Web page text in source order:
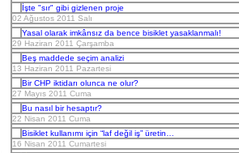
İşte "sır" gibi gizlenen proje
02 Ağustos 2011 Salı
Yasal olarak imkânsız da bence bisiklet yasaklanmalı!
29 Haziran 2011 Çarşamba
Beş maddede seçim analizi
13 Haziran 2011 Pazartesi
Bir CHP iktidarı olunca ne olur?
27 Mayıs 2011 Cuma
Bu nasıl bir hesaptır?
22 Nisan 2011 Cuma
Bisiklet kullanımı için “laf değil iş” üretin…
16 Nisan 2011 Cumartesi